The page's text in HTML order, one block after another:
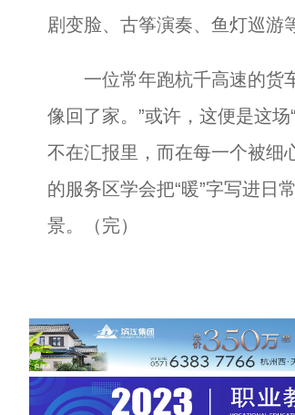
剧变脸、古筝演奏、鱼灯巡游
一位常年跑杭千高速的货车
像回了家。”或许，这便是这
不在汇报里，而在每一个被细
的服务区学会把“暖”字写进日
景。（完）